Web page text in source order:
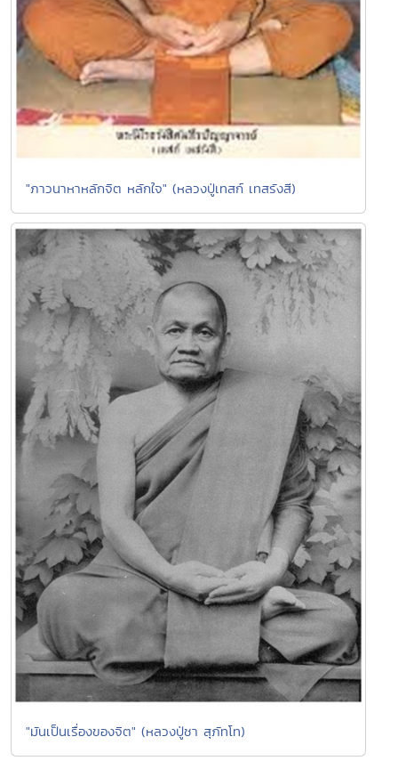
"ภาวนาหาหลักจิต หลักใจ" (หลวงปู่เทสก์ เทสรังสี)
"มันเป็นเรื่องของจิต" (หลวงปู่ชา สุภัทโท)